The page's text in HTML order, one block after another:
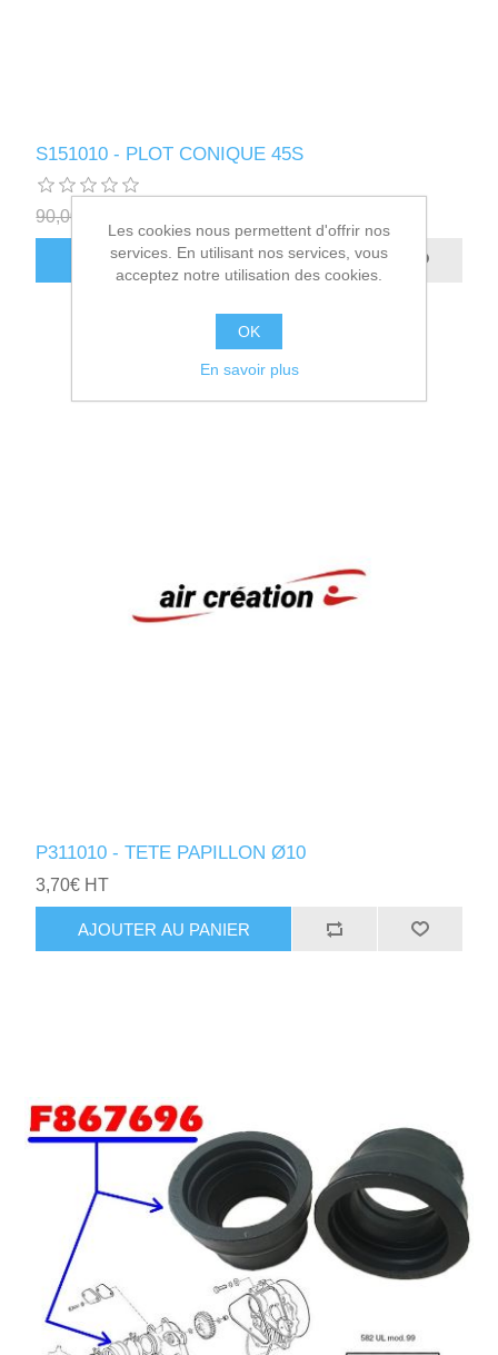
S151010 - PLOT CONIQUE 45S
90,00€ HT
AJOUTER AU PANIER
P311010 - TETE PAPILLON Ø10
3,70€ HT
AJOUTER AU PANIER
Les cookies nous permettent d'offrir nos
services. En utilisant nos services, vous
acceptez notre utilisation des cookies.
OK
En savoir plus